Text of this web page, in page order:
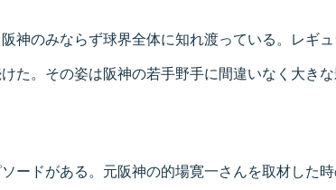
神のみならず球界全体に知れ渡っている。レギ
た。その姿は阪神の若手野手に間違いなく大き
ードがある。元阪神の的場寛一さんを取材した